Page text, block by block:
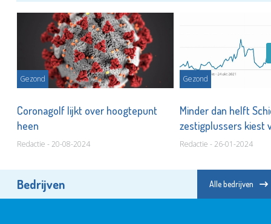
Gezond
Coronagolf lijkt over hoogtepunt
heen
Redactie - 20-08-2024
Gezond
Minder dan helft
zestigplussers kiest
Redactie - 26-01-2024
Bedrijven Alle bedrijven